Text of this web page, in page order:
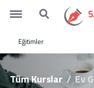
https:// https://
Eğitimler
Tüm Kurslar Ev